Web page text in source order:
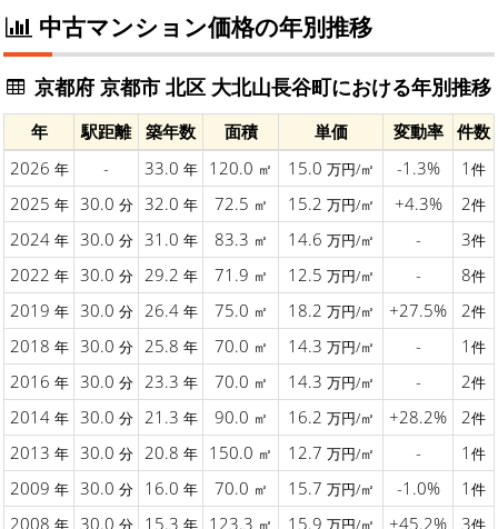
中古マンション価格の年別推移
京都府 京都市 北区 大北山長谷町における年別推移
年 駅距離 築年数 面積 単価 変動率
件数
2026 年 - 33.0 年 120.0 ㎡ 15.0 万円/㎡ -1.3% 1 件
2025 年 30.0 分 32.0 年 72.5 ㎡ 15.2 万円/㎡ +4.3% 2件
2024 年 30.0 分 31.0 年 83.3 ㎡ 14.6 万円/㎡ - 3件
2022 年 30.0 分 29.2 年 71.9 ㎡ 12.5 万円/㎡ - 8件
2019 年 30.0 分 26.4 年 75.0 ㎡ 18.2 万円/㎡ +27.5% 2件
2018 年 30.0 分 25.8 年 70.0 ㎡ 14.3 万円/㎡ - 1 件
2016 年 30.0 分 23.3 年 70.0 ㎡ 14.3 万円/㎡ - 2件
2014 年 30.0 分 21.3 年 90.0 ㎡ 16.2 万円/㎡ +28.2% 2件
2013 年 30.0 分 20.8 年 150.0 ㎡ 12.7 万円/㎡ - 1 件
2009 年 30.0 分 16.0 年 70.0 ㎡ 15.7 万円/㎡ -1.0% 1 件
2008 年 30.0 分 15.3 年 123.3 ㎡ 15.9 万円/㎡ +45.2% 3件